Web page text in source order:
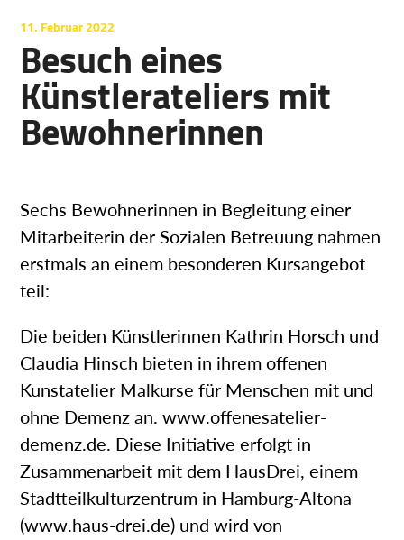
Besuch eines
Künstlerateliers mit
Bewohnerinnen
11. Februar 2022
Sechs Bewohnerinnen in Begleitung einer
Mitarbeiterin der Sozialen Betreuung nahmen
erstmals an einem besonderen Kursangebot
teil:
Die beiden Künstlerinnen Kathrin Horsch und
Claudia Hinsch bieten in ihrem offenen
Kunstatelier Malkurse für Menschen mit und
ohne Demenz an. www.offenesatelier-
demenz.de. Diese Initiative erfolgt in
Zusammenarbeit mit dem HausDrei, einem
Stadtteilkulturzentrum in Hamburg-Altona
(www.haus-drei.de) und wird von